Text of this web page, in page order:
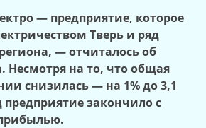
— предприятие, которое
Тверь и ряд
— отчиталось об
Несмотря на то, что общая
снизилась — на 1% до 3,1
закончило с